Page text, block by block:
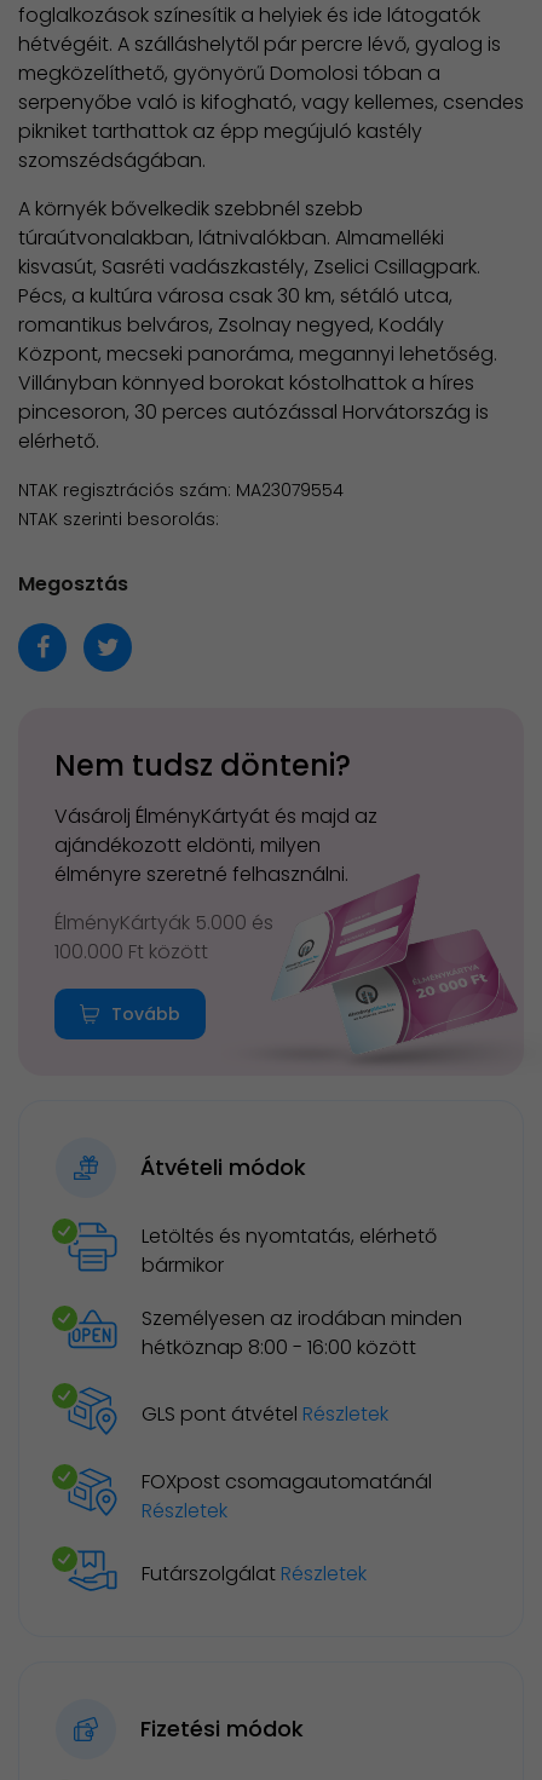
foglalkozások színesítik a helyiek és ide látogatók
hétvégéit. A szálláshelytől pár percre lévő, gyalog is
megközelíthető, gyönyörű Domolosi tóban a
serpenyőbe való is kifogható, vagy kellemes, csendes
pikniket tarthattok az épp megújuló kastély
szomszédságában.
A környék bővelkedik szebbnél szebb
túraútvonalakban, látnivalókban. Almamelléki
kisvasút, Sasréti vadászkastély, Zselici Csillagpark.
Pécs, a kultúra városa csak 30 km, sétáló utca,
romantikus belváros, Zsolnay negyed, Kodály
Központ, mecseki panoráma, megannyi lehetőség.
Villányban könnyed borokat kóstolhattok a híres
pincesoron, 30 perces autózással Horvátország is
elérhető.
NTAK regisztrációs szám: MA23079554
NTAK szerinti besorolás:
Megosztás
Nem tudsz dönteni?
Vásárolj ÉlményKártyát és majd az
ajándékozott eldönti, milyen
élményre szeretné felhasználni.
ÉlményKártyák 5.000 és
100.000 Ft között
Tovább
Átvételi módok
Letöltés és nyomtatás, elérhető
bármikor
Személyesen az irodában minden
hétköznap 8:00 - 16:00 között
GLS pont átvétel Részletek
FOXpost csomagautomatánál
Részletek
Futárszolgálat Részletek
Fizetési módok